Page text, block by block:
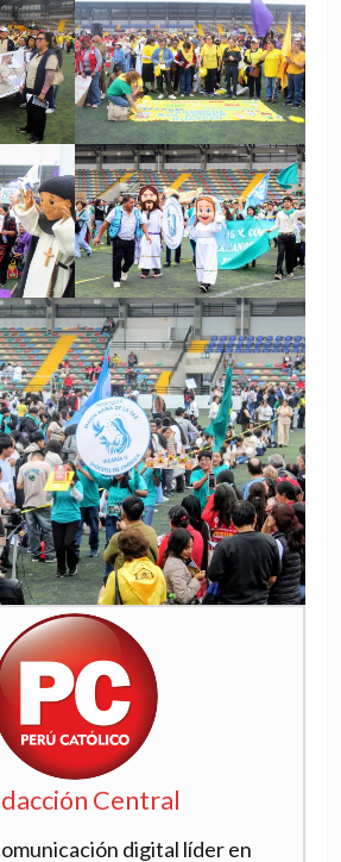
Central
digital líder en